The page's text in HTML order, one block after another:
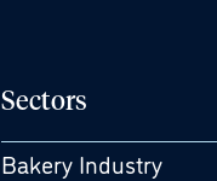
Sectors
Bakery Industry